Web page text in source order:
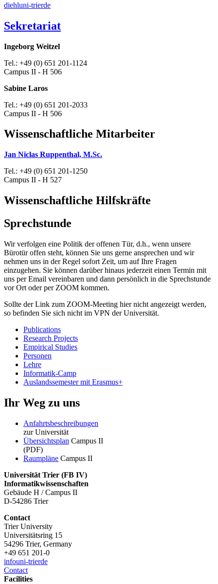
diehluni-trierde
Sekretariat
Ingeborg Weitzel
Tel.: +49 (0) 651 201-1124
Campus II - H 506
Sabine Laros
Tel.: +49 (0) 651 201-2033
Campus II - H 506
Wissenschaftliche Mitarbeiter
Jan Niclas Ruppenthal, M.Sc.
Tel.: +49 (0) 651 201-1250
Campus II - H 527
Wissenschaftliche Hilfskräfte
Sprechstunde
Wir verfolgen eine Politik der offenen Tür, d.h., wenn unsere
Bürotür offen steht, können Sie uns gerne ansprechen und wir
nehmen uns in der Regel sofort Zeit, um auf Ihre Fragen
einzugehen. Sie können darüber hinaus jederzeit einen Termin mit
uns per Email vereinbaren und dann persönlich in die Sprechstunde
vor Ort oder per ZOOM kommen.
Sollte der Link zum ZOOM-Meeting hier nicht angezeigt werden,
so befinden Sie sich nicht im VPN der Universität.
Publications
Research Projects
Empirical Studies
Personen
Lehre
Informatik-Camp
Auslandssemester mit Erasmus+
Ihr Weg zu uns
Anfahrtsbeschreibungen
zur Universität
Übersichtsplan Campus II
(PDF)
Raumpläne Campus II
Universität Trier (FB IV)
Informatikwissenschaften
Gebäude H / Campus II
D-54286 Trier
Contact
Trier University
Universitätsring 15
54296 Trier, Germany
+49 651 201-0
infouni-trierde
Contact
Facilities